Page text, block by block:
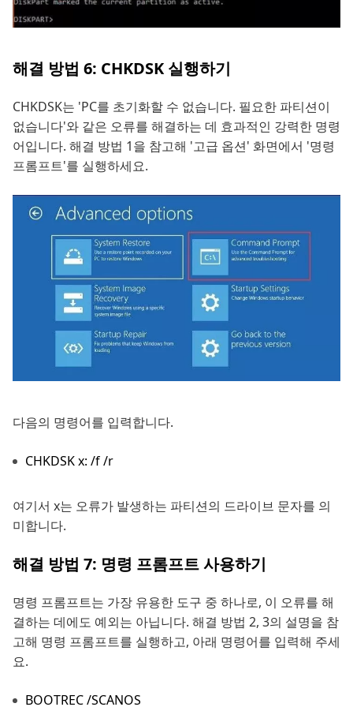
해결 방법 6: CHKDSK 실행하기
CHKDSK는 'PC를 초기화할 수 없습니다. 필요한 파티션이
없습니다'와 같은 오류를 해결하는 데 효과적인 강력한 명령
어입니다. 해결 방법 1을 참고해 '고급 옵션' 화면에서 '명령
프롬프트'를 실행하세요.
다음의 명령어를 입력합니다.
CHKDSK x: /f /r
여기서 x는 오류가 발생하는 파티션의 드라이브 문자를 의
미합니다.
해결 방법 7: 명령 프롬프트 사용하기
명령 프롬프트는 가장 유용한 도구 중 하나로, 이 오류를 해
결하는 데에도 예외는 아닙니다. 해결 방법 2, 3의 설명을 참
고해 명령 프롬프트를 실행하고, 아래 명령어를 입력해 주세
요.
BOOTREC /SCANOS